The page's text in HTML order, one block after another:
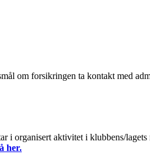
om forsikringen ta kontakt med
i organisert aktivitet i klubbens/
her.